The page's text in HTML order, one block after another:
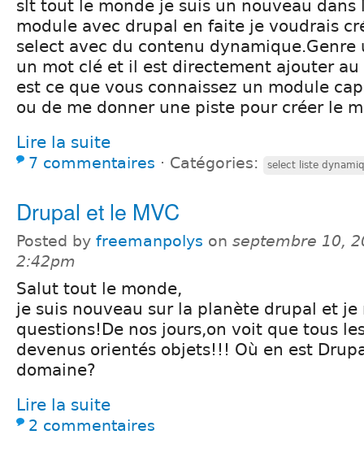
slt tout le monde je suis un nouveau dans
module avec drupal en faite je voudrais
select avec du contenu
un mot clé et il est directement ajouter au
est ce que vous connaissez un module
ou de me donner une piste pour créer le
Lire la suite
7 commentaires ⋅ Catégories: select liste
Drupal et le MVC
Posted by freemanpolys on septembre 10,
2:42pm
Salut tout le monde,
je suis nouveau sur la planète drupal et je
questions!De nos jours,on voit que tous
devenus orientés objets!!! Où en est
domaine?
Lire la suite
2 commentaires